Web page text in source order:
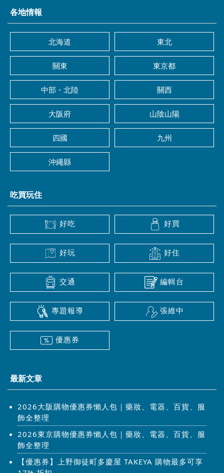
各地情報
北海道 東北
關東 東京都
中部・北陸 關西
大阪府 山陰山陽
四國 九州
沖繩縣
吃買玩住
好吃 好買
好玩 好住
交通 編輯台
專題報導 張維中
優惠券
最新文章
2026大阪購物優惠券懶人包｜藥妝、電器、百貨、服
飾全整理
2026東京購物優惠券懶人包｜藥妝、電器、百貨、服
飾全整理
【優惠券】上野御徒町多慶屋 TAKEYA 購物最多可享